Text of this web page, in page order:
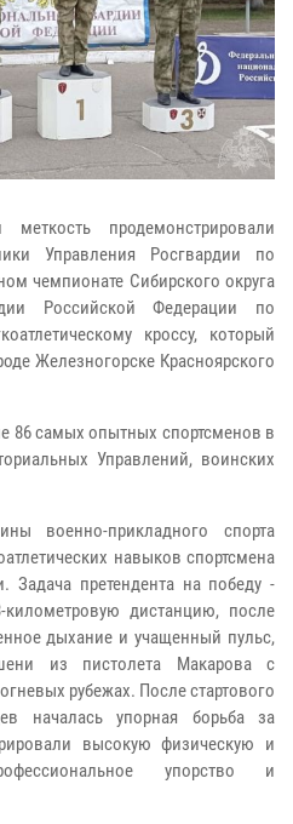
продемонстрировали
Управления Росгвардии по
чемпионате Сибирского округа
Российской Федерации по
кроссу, который
Железногорске Красноярского
86 самых опытных спортсменов в
Управлений, воинских
военно-прикладного спорта
навыков спортсмена
Задача претендента на победу -
километровую дистанцию, после
дыхание и учащенный пульс,
из пистолета Макарова с
рубежах. После стартового
началась упорная борьба за
высокую физическую и
упорство и